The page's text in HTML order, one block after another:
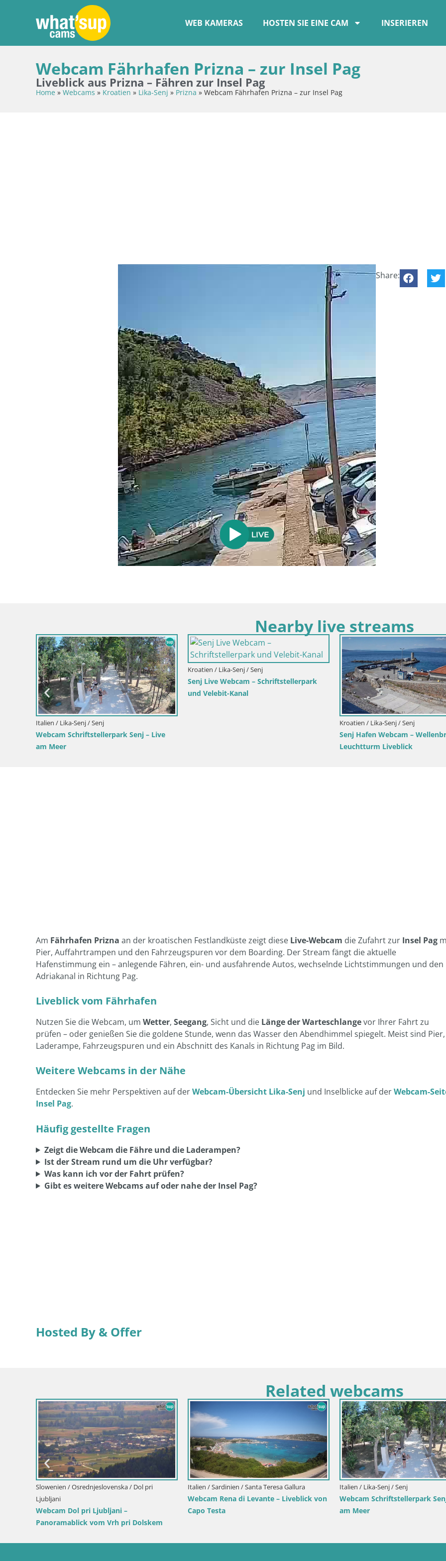
WEB KAMERAS HOSTEN SIE EINE CAM INSERIEREN
Webcam Fährhafen Prizna – zur Insel Pag
Liveblick aus Prizna – Fähren zur Insel Pag
Home » Webcams » Kroatien » Lika-Senj » Prizna » Webcam Fährhafen Prizna – zur Insel Pag
Share:
Nearby live streams
Kroatien / Lika-Senj / Senj
Webcam Senj – Panoramablick auf die
Riva Senj
Kroatien / Lika-Senj / Novalja-Pag
Webcam-Hubschrauberlandeplatz Zrće –
Kroatien / Lika-Senj / Korenica
Live Webcam Nationalpark
– Plitvička jezera – Kroatien
Am Fährhafen Prizna an der kroatischen Festlandküste zeigt diese Live-Webcam die Zufahrt zur Insel Pag
Pier, Auffahrtrampen und den Fahrzeugspuren vor dem Boarding. Der Stream fängt die aktuelle
Hafenstimmung ein – anlegende Fähren, ein- und ausfahrende Autos, wechselnde Lichtstimmungen und den
Adriakanal in Richtung Pag.
Liveblick vom Fährhafen
Nutzen Sie die Webcam, um Wetter, Seegang, Sicht und die Länge der Warteschlangevor Ihrer Fahrt zu
prüfen – oder genießen Sie die goldene Stunde, wenn das Wasser den Abendhimmel spiegelt. Meist sind Pier,
Laderampe, Fahrzeugspuren und ein Abschnitt des Kanals in Richtung Pag im Bild.
Weitere Webcams in der Nähe
Entdecken Sie mehr Perspektiven auf derWebcam-Übersicht Lika-Senj und Inselblicke auf derWebcam-
Insel Pag.
Häufig gestellte Fragen
Zeigt die Webcam die Fähre und die Laderampen?
Ist der Stream rund um die Uhr verfügbar?
Was kann ich vor der Fahrt prüfen?
Gibt es weitere Webcams auf oder nahe der Insel Pag?
Hosted By & Offer
Related webcams
Slowenien / Savinjska / Velenje
Velenje See Webcam – Live vom Velenje
Strand
Kroatien / Primorje-Gorski kotar / Ika
Webcam Ika Hafen – LIVE Blick auf den
Hafen und die Lichter von Opatija
Italien / Trentino-Südtirol /
Webcam Toblach
Hotel Rosengarten